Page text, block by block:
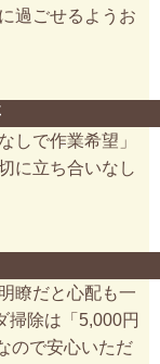
過ごせるようお
しで作業希望」
に立ち合いなし
瞭だと心配も一
掃除は「5,000円
ので安心いただ